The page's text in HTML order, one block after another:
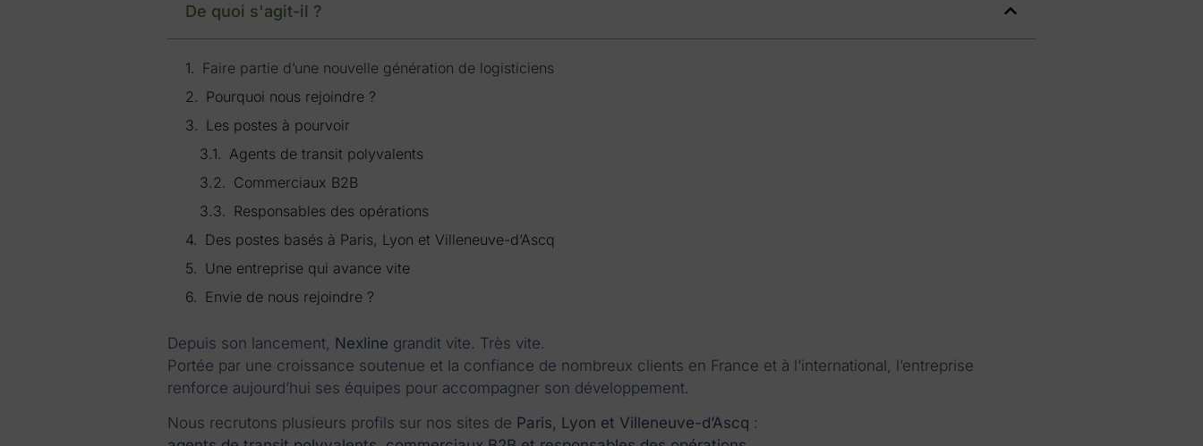
De quoi s'agit-il ?
Faire partie d’une nouvelle génération de logisticiens
Pourquoi nous rejoindre ?
Les postes à pourvoir
Agents de transit polyvalents
Commerciaux B2B
Responsables des opérations
Des postes basés à Paris, Lyon et Villeneuve-d’Ascq
Une entreprise qui avance vite
Envie de nous rejoindre ?
Depuis son lancement, Nexline grandit vite. Très vite.
Portée par une croissance soutenue et la confiance de nombreux clients en France et à l’international, l’entreprise
renforce aujourd’hui ses équipes pour accompagner son développement.
Nous recrutons plusieurs profils sur nos sites de Paris, Lyon et Villeneuve-d’Ascq :